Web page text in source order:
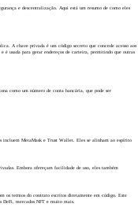
e descentralização. Aqui está um resumo de como eles
A chave privada é um código secreto que concede acesso aos
é usada para gerar endereços de carteira, permitindo que outras
como um número de conta bancária, que pode ser
incluem MetaMask e Trust Wallet. Eles se alinham ao espírito
Embora ofereçam facilidade de uso, eles também
os termos do contrato escritos diretamente em código. Este
DeFi, mercados NFT e muito mais.